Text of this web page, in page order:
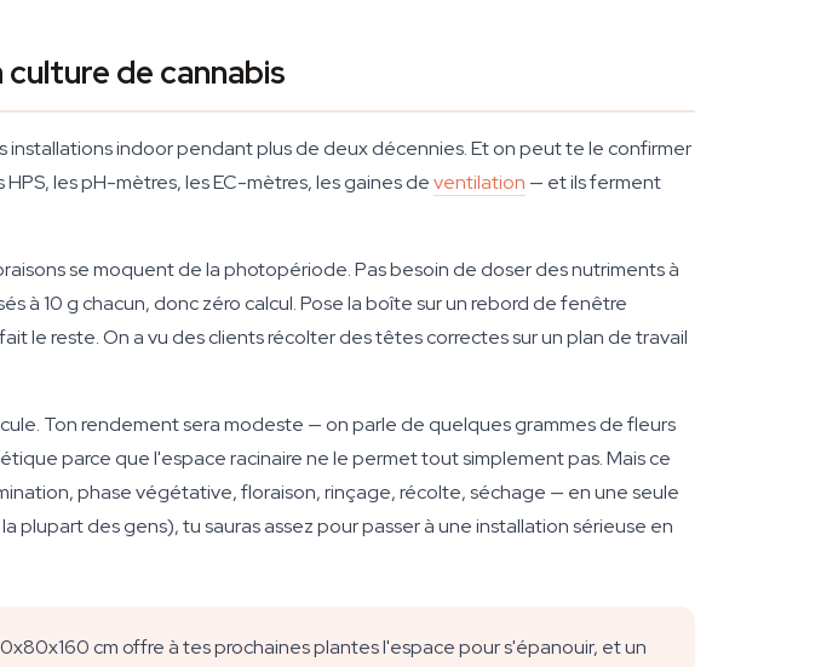
de cannabis
indoor pendant plus de deux décennies. Et on peut te le confirmer
les pH-mètres, les EC-mètres, les gaines deventilation — et ils ferment
se moquent de la photopériode. Pas besoin de doser des nutriments à
à 10 g chacun, donc zéro calcul. Pose la boîte sur un rebord de fenêtre
le reste. On a vu des clients récolter des têtes correctes sur un plan de travail
Ton rendement sera modeste — on parle de quelques grammes de fleurs
parce que l'espace racinaire ne le permet tout simplement pas. Mais ce
phase végétative, floraison, rinçage, récolte, séchage — en une seule
plupart des gens), tu sauras assez pour passer à une installation sérieuse en
cm offre à tes prochaines plantes l'espace pour s'épanouir, et un